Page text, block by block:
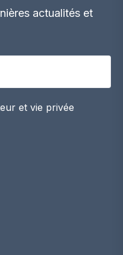
actualités et
et vie privée